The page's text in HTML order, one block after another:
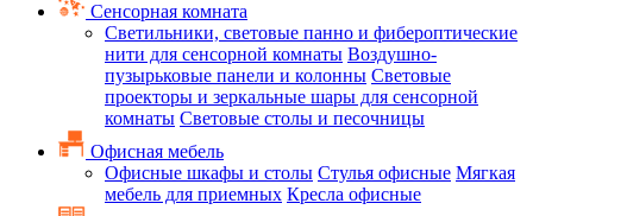
Сенсорная комната
Светильники, световые панно и фибероптические
нити для сенсорной комнаты Воздушно-
пузырьковые панели и колонны Световые
проекторы и зеркальные шары для сенсорной
комнаты Световые столы и песочницы
Офисная мебель
Офисные шкафы и столы Стулья офисные Мягкая
мебель для приемных Кресла офисные